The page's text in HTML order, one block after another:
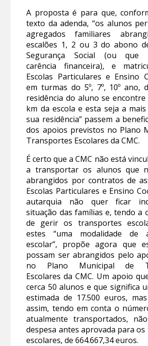
A proposta é para que,
texto da adenda, “os alunos
agregados familiares
escalões 1, 2 ou 3 do abono
Segurança Social (ou que
carência financeira), e
Escolas Particulares e Ensino
em turmas do 5º, 7º, 10º ano,
residência do aluno se encontre
km da escola e esta seja a
sua residência” passem a
dos apoios previstos no Plano
Transportes Escolares da CMC.
É certo que a CMC não está
a transportar os alunos que
abrangidos por contratos de
Escolas Particulares e Ensino
autarquia não quer ficar
situação das famílias e, tendo a
de gerir os transportes
estes “uma modalidade de
escolar”, propõe agora que
possam ser abrangidos pelo
no Plano Municipal de
Escolares da CMC. Um apoio
cerca 50 alunos e que significa
estimada de 17.500 euros,
assim, tendo em conta o
atualmente transportados,
despesa antes aprovada para
escolares, de 664.667,34 euros.